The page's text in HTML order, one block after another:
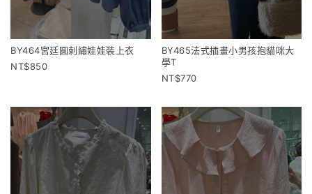
BY464宮廷圓刺繡娃娃裝上衣
850
BY465法式插畫小男孩抱貓咪大
學T
770